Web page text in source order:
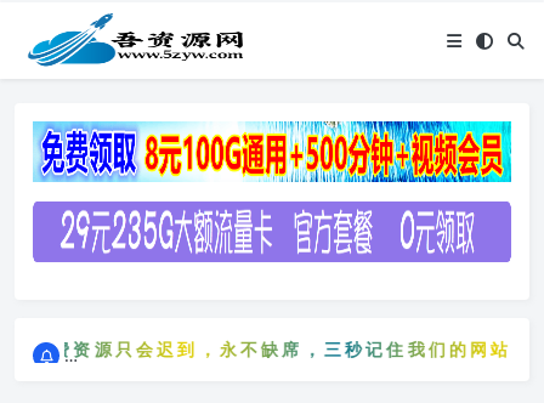
免费资源只会迟到，永不缺席，三秒记住我们的网站：